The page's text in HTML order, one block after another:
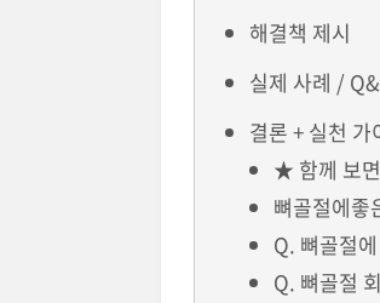
해결책 제시
실제 사례 /
결론 + 실천 가
★ 함께 보
뼈골절에좋
Q. 뼈골절
Q. 뼈골절